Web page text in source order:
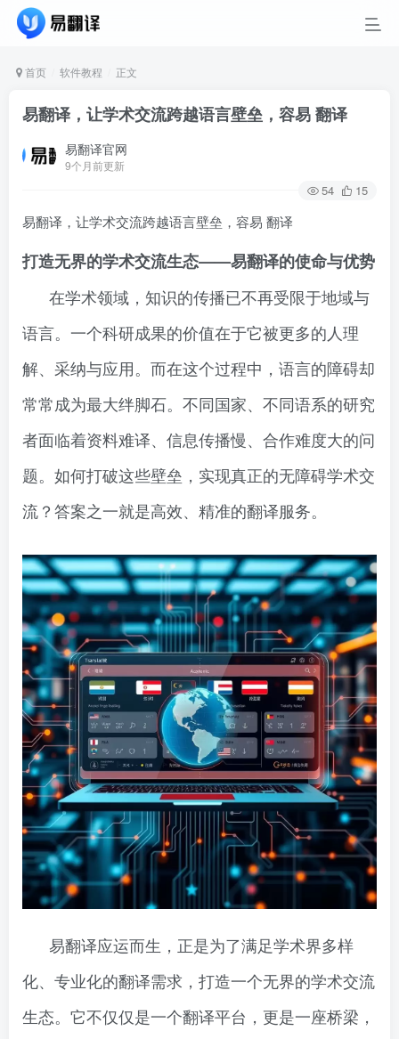
首页 软件教程 正文
易翻译，让学术交流跨越语言壁垒，容易 翻译
易翻译官网
9个月前更新
54 15
易翻译，让学术交流跨越语言壁垒，容易 翻译
打造无界的学术交流生态——易翻译的使命与优势
在学术领域，知识的传播已不再受限于地域与
语言。一个科研成果的价值在于它被更多的人理
解、采纳与应用。而在这个过程中，语言的障碍却
常常成为最大绊脚石。不同国家、不同语系的研究
者面临着资料难译、信息传播慢、合作难度大的问
题。如何打破这些壁垒，实现真正的无障碍学术交
流？答案之一就是高效、精准的翻译服务。
易翻译应运而生，正是为了满足学术界多样
化、专业化的翻译需求，打造一个无界的学术交流
生态。它不仅仅是一个翻译平台，更是一座桥梁，